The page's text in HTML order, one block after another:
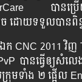
បាន​ប្រើយុទ្
ច​ ដោយ​ទទួល​បាន​
CNC 2011 វិញ
បាន​ធ្វើ​ឲ្យ​សំល
រុម​ទាំង ២ ផ្អើល